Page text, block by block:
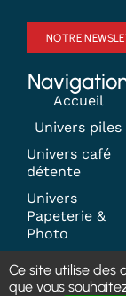
NOTRE
Accueil
Univers piles
Univers café
détente
Univers
Papeterie &
Photo
Contact
Ce site utilise des
que vous